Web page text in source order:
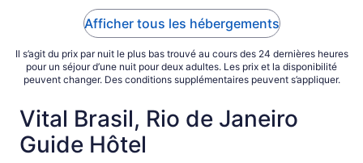
Afficher tous les hébergements
Il s’agit du prix par nuit le plus bas trouvé au cours des 24 dernières heures
pour un séjour d’une nuit pour deux adultes. Les prix et la disponibilité
peuvent changer. Des conditions supplémentaires peuvent s’appliquer.
Vital Brasil, Rio de Janeiro
Guide Hôtel